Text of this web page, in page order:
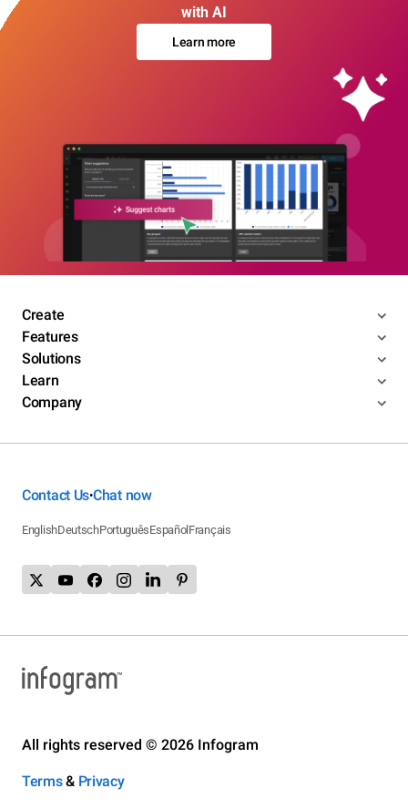
with AI
Learn more
Create
Features
Solutions
Learn
Company
Contact Us•Chat now
EnglishDeutschPortuguêsEspañol Français
All rights reserved © 2026 Infogram
Terms& Privacy